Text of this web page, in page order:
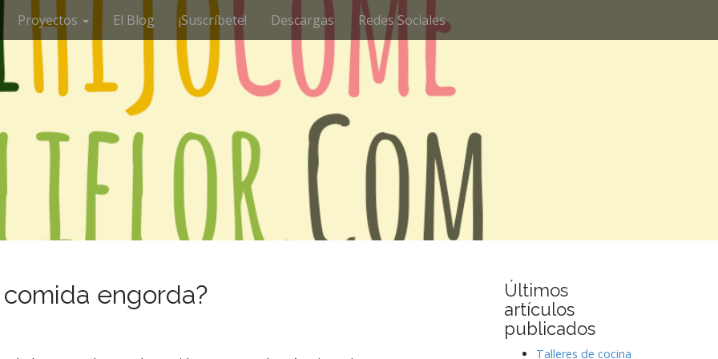
Proyectos El Blog ¡Suscríbete! Descargas Redes Sociales
engorda?
Últimos
artículos
publicados
Talleres de cocina